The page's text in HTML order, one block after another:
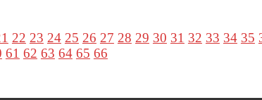
22 23 24 25 26 27 28 29 30 31 32 33 34 35
61 62 63 64 65 66